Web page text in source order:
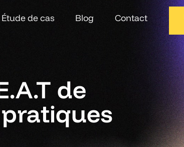
Étude de cas Blog Contact
de